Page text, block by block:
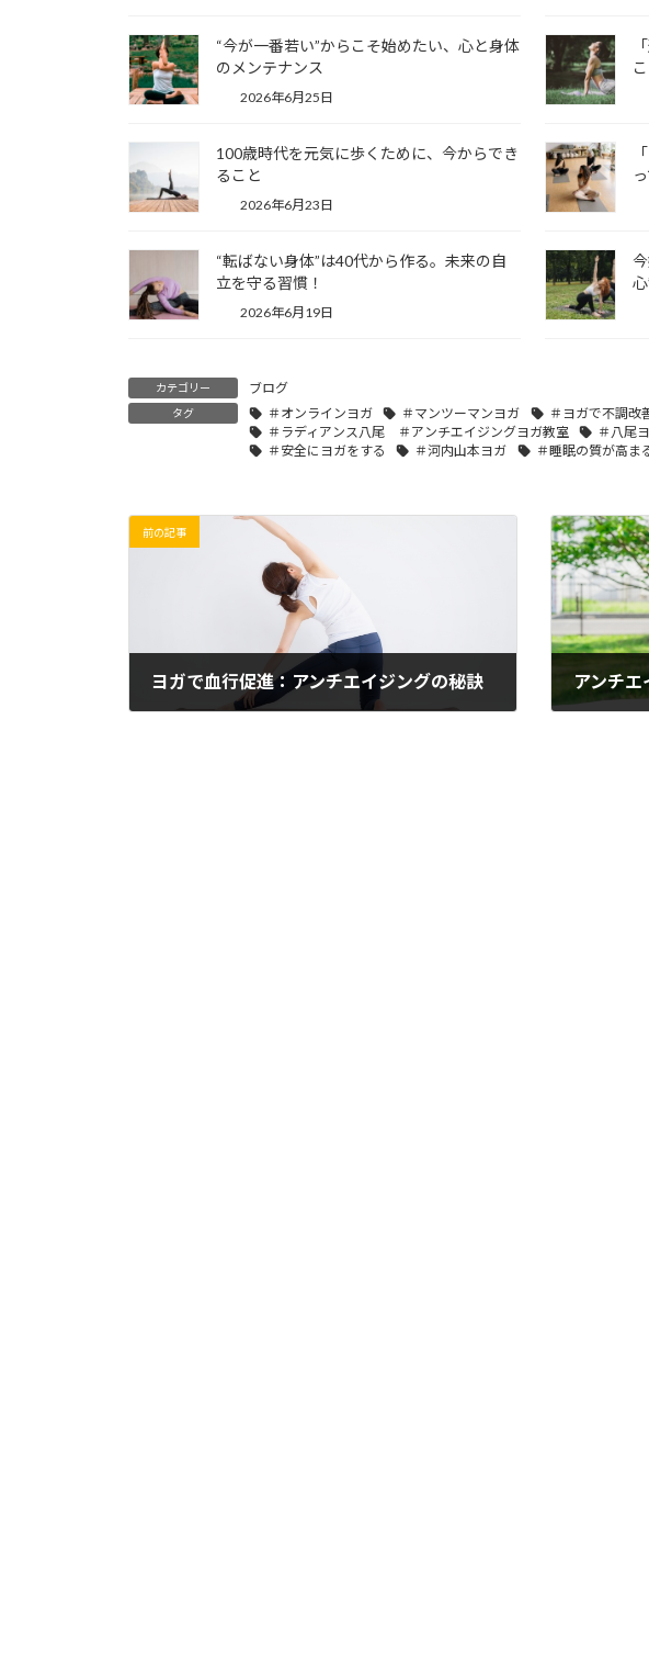
“今が一番若い”からこそ始めたい、心と身体
のメンテナンス
2026年6月25日
100歳時代を元気に歩くために、今からでき
ること
2026年6月23日
“転ばない身体”は40代から作る。未来の自
立を守る習慣！
2026年6月19日
カテゴリー ブログ
タグ ＃オンラインヨガ ＃マンツーマンヨガ ＃ヨガで不調改
＃ラディアンス八尾 ＃アンチエイジングヨガ教室
＃八尾
＃安全にヨガをする
＃河内山本ヨガ ＃睡眠の質が高ま
前の記事
ヨガで血行促進：アンチエイジングの秘訣 アンチ